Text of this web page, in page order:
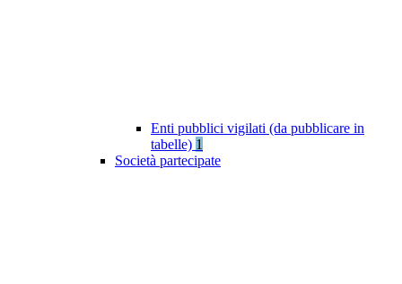
Enti pubblici vigilati (da pubblicare in
tabelle) 1
Società partecipate